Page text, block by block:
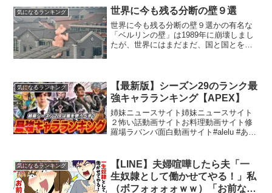
相談・お問い合わせはこちらまで E-
Mai...
気になるランキング 世界に今も残る分断の壁９選
世界に今も残る分断の壁９選かの有名な
「ベルリンの壁」は1989年に崩壊しまし
たが、世界にはまだまだ、国と国とを分
－ セルビア2...
気になるランキング
【最新版】シーズン29のランク最
強キャラランキング【APEX】
姉妹ニュースサイト姉妹ニュースサイト
２怖い話動画サイトお料理動画サイト修
羅場ラバンバ面白動画サイト#alelu #あれ
ンサー様【PR】GMOとくとく...
気になるランキング
【LINE】夫婦喧嘩したら夫「一
生奴隷として働かせてやる！」私
（ボフォォォォｗｗ）「お前な